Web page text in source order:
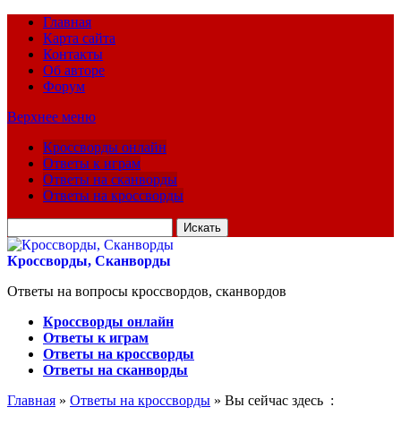
Главная
Карта сайта
Контакты
Об авторе
Форум
Верхнее меню
Кроссворды онлайн
Ответы к играм
Ответы на сканворды
Ответы на кроссворды
для:
Кроссворды, Сканворды
Ответы на вопросы кроссвордов, сканвордов
Кроссворды онлайн
Ответы к играм
Ответы на кроссворды
Ответы на сканворды
Главная » Ответы на кроссворды » Вы сейчас здесь :